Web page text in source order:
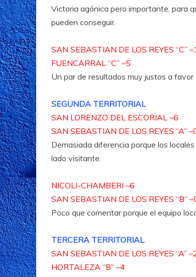
Victoria agónica pero importante, para
pueden conseguir.
SAN SEBASTIAN DE LOS REYES “C”
FUENCARRAL “C” –5
Un par de resultados muy justos a
SEGUNDA TERRITORIAL
SAN LORENZO DEL ESCORIAL –6
SAN SEBASTIAN DE LOS REYES “A”
Demasiada diferencia porque los
lado visitante.
NICOLI-CHAMBERI –6
SAN SEBASTIAN DE LOS REYES “B”
Poco que comentar porque el equipo
TERCERA TERRITORIAL
SAN SEBASTIAN DE LOS REYES “A”
HORTALEZA “B” –4